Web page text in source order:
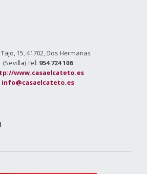
15, 41702, Dos Hermanas
(Sevilla) Tel: 954 724 106
www.casaelcateto.es
info@casaelcateto.es